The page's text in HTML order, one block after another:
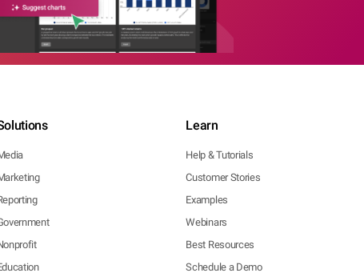
Learn
Help & Tutorials
Customer Stories
Examples
Webinars
Best Resources
Schedule a Demo